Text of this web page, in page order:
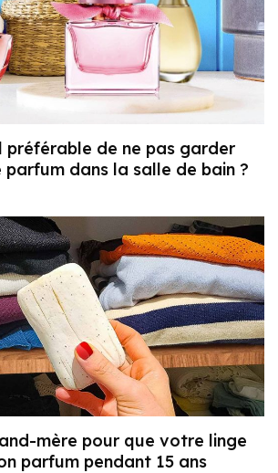
préférable de ne pas garder
dans la salle de bain ?
mère pour que votre linge
parfum pendant 15 ans